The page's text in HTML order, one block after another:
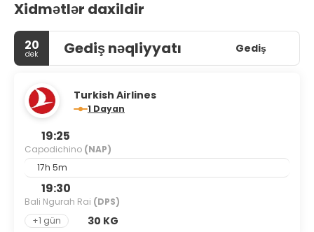
Xidmətlər daxildir
20
dek Gediş nəqliyyatı Gediş
Turkish Airlines
1 Dayan
19:25
Capodichino (NAP)
17h 5m
19:30
Bali Ngurah Rai (DPS)
+1 gün
30 KG